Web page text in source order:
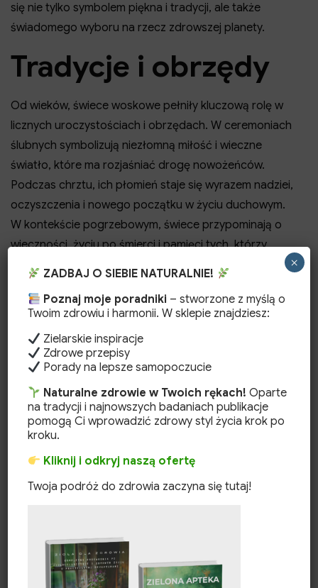
się nie tylko symbolem piękna i tradycji, ale także
świadomego wyboru na rzecz zdrowszej planety.
Tradycje i obrzędy
Od wieków, świece woskowe pełniły kluczową rolę w
licznych uroczystościach i obrzędach. W ceremoniach
ślubnych symbolizują niezłomną miłość i wieczne
światło, które ma rozjaśniać drogę nowożeńców.
Podczas chrztu, ich płomień staje się wyrazem nadziei,
oczyszczenia i nowego początku w życiu duchowym.
W kontekście pogrzebowym, świece przypominają o
wieczności, życiu po śmierci i pamięci tych, którzy
odeszli. Równie ważną rolę odgrywają w okresie
przywołują magię i ciepło tych rodzinnych chwil.
Natomiast w okolicach Wielkanocy, symbolizują
odrodzenie, nadzieję i zwycięstwo życia nad śmiercią.
Niezależnie od okoliczności, te woskowe płomienie
przemawiają do nas uniwersalnym językiem emocji i
duchowości, przypominając o głęboko zakorzenionych
tradycjach, które kształtują naszą kulturę.
Współczesne
zastosowania i
trendyświec z
wosku pszczelego
ZADBAJ O SIEBIE NATURALNIE!
Poznaj moje poradniki – stworzone z myślą o
Twoim zdrowiu i harmonii. W sklepie znajdziesz:
Zielarskie inspiracje
Zdrowe przepisy
Porady na lepsze samopoczucie
Naturalne zdrowie w Twoich rękach! Oparte
na tradycji i najnowszych badaniach publikacje
pomogą Ci wprowadzić zdrowy styl życia krok po
kroku.
Kliknij i odkryj naszą ofertę
Twoja podróż do zdrowia zaczyna się tutaj!
×